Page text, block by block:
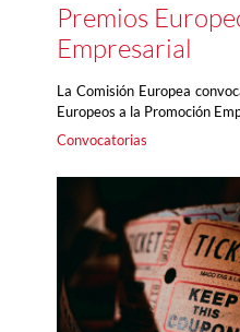
Premios
Empresarial
La Comisión Europea
Europeos a la Promoción
Convocatorias